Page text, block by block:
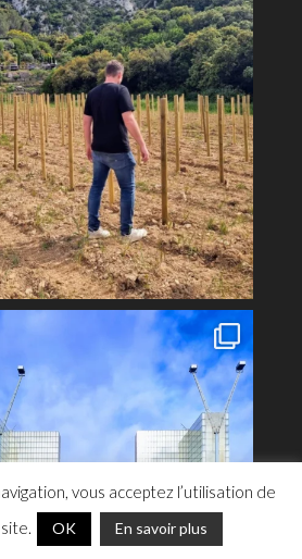
vous acceptez l’utilisation de
OK En savoir plus